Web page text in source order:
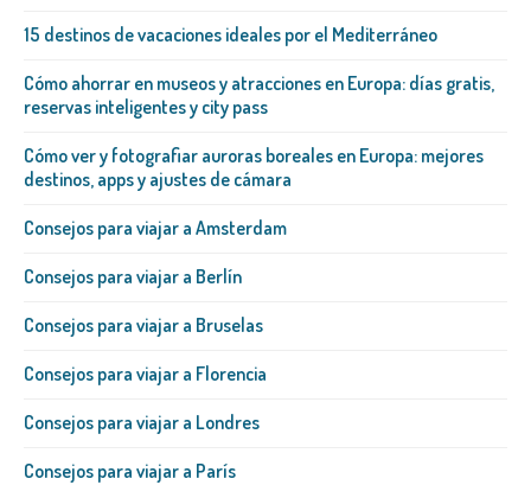
15 destinos de vacaciones ideales por el Mediterráneo
Cómo ahorrar en museos y atracciones en Europa: días gratis,
reservas inteligentes y city pass
Cómo ver y fotografiar auroras boreales en Europa: mejores
destinos, apps y ajustes de cámara
Consejos para viajar a Amsterdam
Consejos para viajar a Berlín
Consejos para viajar a Bruselas
Consejos para viajar a Florencia
Consejos para viajar a Londres
Consejos para viajar a París